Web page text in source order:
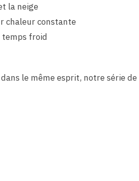
la neige
chaleur constante
froid
le même esprit, notre série de